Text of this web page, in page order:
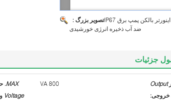
تصویر بزرگ :۸۰۰ وات مایکرو اینورتر بالکن پمپ برق IP67
ضد آب ذخیره انرژی خورشیدی
جزئیات
Output
خروجی:
800 VA
MAX.
Voltage